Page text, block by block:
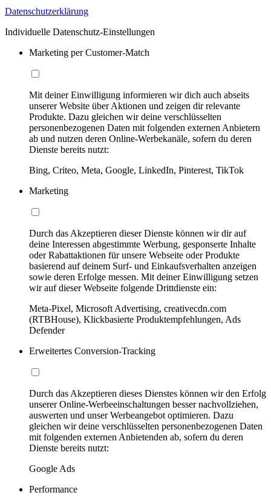
Datenschutzerklärung
Individuelle Datenschutz-Einstellungen
Marketing per Customer-Match
Mit deiner Einwilligung informieren wir dich auch abseits
unserer Website über Aktionen und zeigen dir relevante
Produkte. Dazu gleichen wir deine verschlüsselten
personenbezogenen Daten mit folgenden externen Anbietern
ab und nutzen deren Online-Werbekanäle, sofern du deren
Dienste bereits nutzt:
Bing, Criteo, Meta, Google, LinkedIn, Pinterest, TikTok
Marketing
Durch das Akzeptieren dieser Dienste können wir dir auf
deine Interessen abgestimmte Werbung, gesponserte Inhalte
oder Rabattaktionen für unsere Webseite oder Produkte
basierend auf deinem Surf- und Einkaufsverhalten anzeigen
sowie deren Erfolge messen. Mit deiner Einwilligung setzen
wir auf dieser Webseite folgende Drittdienste ein:
Meta-Pixel, Microsoft Advertising, creativecdn.com
(RTBHouse), Klickbasierte Produktempfehlungen, Ads
Defender
Erweitertes Conversion-Tracking
Durch das Akzeptieren dieses Dienstes können wir den Erfolg
unserer Online-Werbeeinschaltungen besser nachvollziehen,
auswerten und unser Werbeangebot optimieren. Dazu
gleichen wir deine verschlüsselten personenbezogenen Daten
mit folgenden externen Anbietenden ab, sofern du deren
Dienste bereits nutzt:
Google Ads
Performance